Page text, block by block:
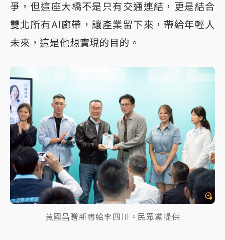
爭，但這座大橋不是只有交通連結，更是結合
雙北所有AI廊帶，讓產業留下來，帶給年輕人
未來，這是他想實現的目的。
黃國昌贈新書給李四川。民眾黨提供